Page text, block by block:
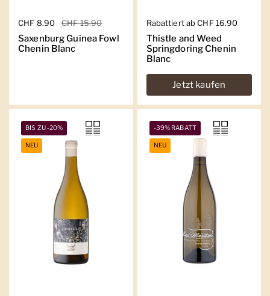
Regulärer Preis
CHF 8.90 Sale-Preis
CHF 15.90
Saxenburg Guinea Fowl
Chenin Blanc
Regulärer Preis
Rabattiert ab CHF 16.90
Thistle and Weed
Springdoring Chenin
Blanc
Jetzt kaufen
BIS ZU -20%
NEU
-39% RABATT
NEU